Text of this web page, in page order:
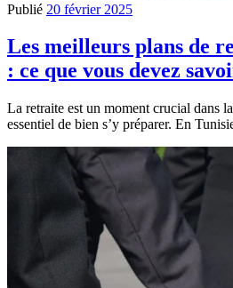
Publié 20 février 2025
Les meilleurs plans de
: ce que vous devez
La retraite est un moment crucial dans
essentiel de bien s’y préparer. En